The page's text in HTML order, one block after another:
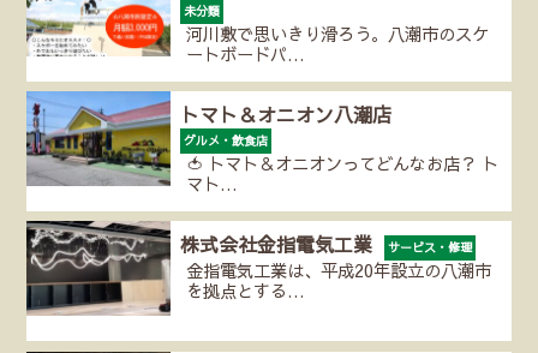
未分類
河川敷で思いきり滑ろう。八潮市のスケ
ートボードパ…
トマト＆オニオン八潮店
グルメ・飲食店
🍅 トマト＆オニオンってどんなお店？ ト
マト…
株式会社金指電気工業 サービス・修理
金指電気工業は、平成20年設立の八潮市
を拠点とする…